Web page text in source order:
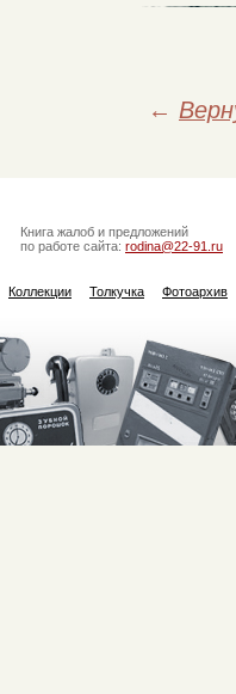
←
Книга жалоб и предложений
по работе сайта: rodina@22-91.ru
Коллекции Толкучка Фотоархив